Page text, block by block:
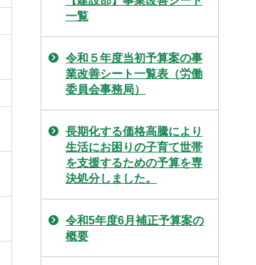
一覧
令和５年度当初予算案の事
業改善シート一覧表（労働
委員会事務局）
長期化する価格高騰により
生活にお困りの子育て世帯
を支援するための予算を専
決処分しました。
令和5年度6月補正予算案の
概要